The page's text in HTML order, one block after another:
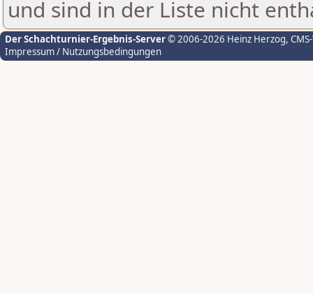
und sind in der Liste nicht
Der Schachturnier-Ergebnis-Server© 2006-2026 Heinz Herzog,
Impressum / Nutzungsbedingungen